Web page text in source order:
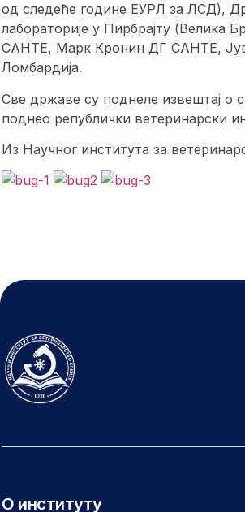
од следеће године ЕУРЛ за ЛСД),
лабораторије у Пирбрајту
САНТЕ, Марк Кронин ДГ САНТЕ,
Ломбардија.
Све државе су поднеле извештај о
поднео републички ветеринарски
Из Научног института за
О институту